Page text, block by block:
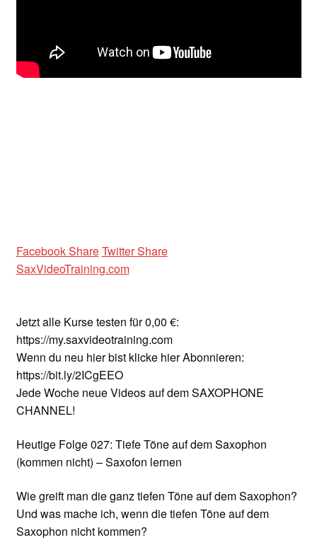
Facebook ShareTwitter Share
SaxVideoTraining.com
Jetzt alle Kurse testen für 0,00 €:
https://my.saxvideotraining.com
Wenn du neu hier bist klicke hier Abonnieren:
https://bit.ly/2ICgEEO
Jede Woche neue Videos auf dem SAXOPHONE
CHANNEL!
Heutige Folge 027: Tiefe Töne auf dem Saxophon
(kommen nicht) – Saxofon lernen
Wie greift man die ganz tiefen Töne auf dem Saxophon?
Und was mache ich, wenn die tiefen Töne auf dem
Saxophon nicht kommen?